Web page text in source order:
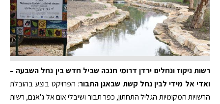
רשות ניקוז ונחלים ירדן דרומי חנכה שביל חדש בין נחל השבעה –
ואדי אל מידי לבין נחל קשת שבאגן התבור: הפרויקט בוצע בהובלת
הרשויות המקומיות הגליל התחתון, כפר תבור ושיבלי אום אל ג'אנם, רשות